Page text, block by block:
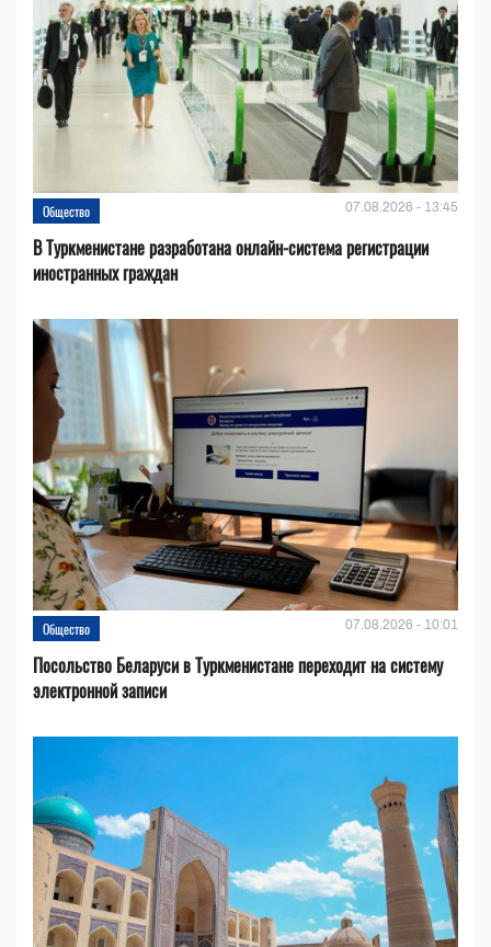
Общество 07.08.2026 - 13:45
В Туркменистане разработана онлайн-система регистрации
иностранных граждан
Общество 07.08.2026 - 10:01
Посольство Беларуси в Туркменистане переходит на систему
электронной записи